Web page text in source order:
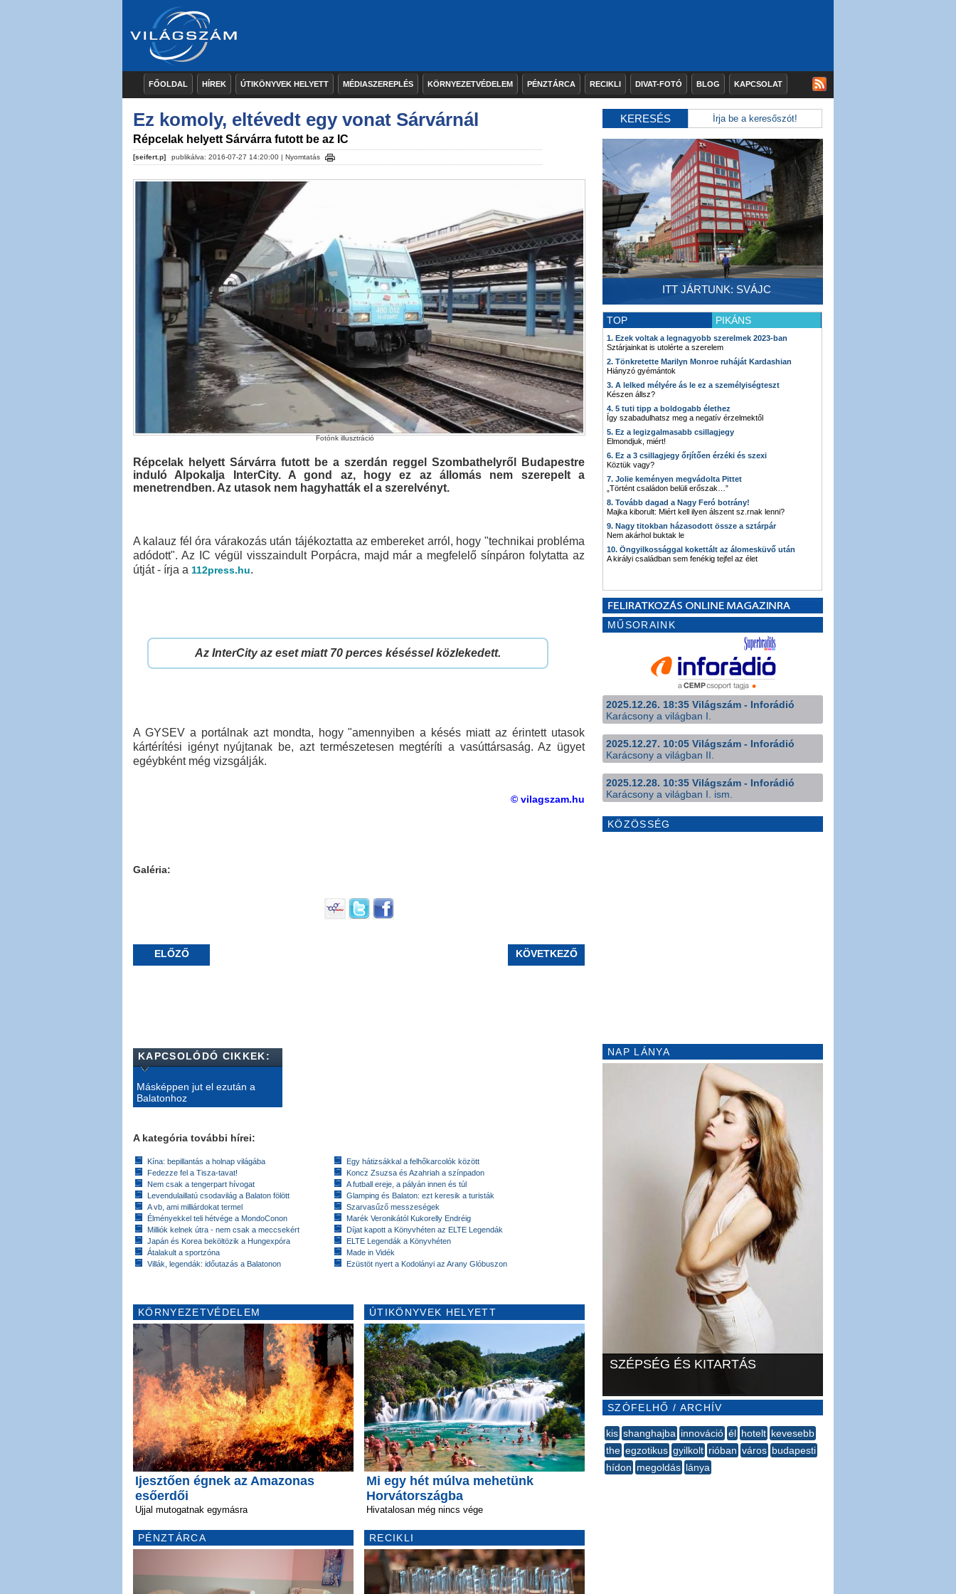
FŐOLDAL HÍREK ÚTIKÖNYVEK HELYETT MÉDIASZEREPLÉS KÖRNYEZETVÉDELEM PÉNZTÁRCA RECIKLI DIVAT-FOTÓ BLOG KAPCSOLAT
Ez komoly, eltévedt egy vonat Sárvárnál
Répcelak helyett Sárvárra futott be az IC
[seifert.p] publikálva: 2016-07-27 14:20:00 | Nyomtatás
Fotónk illusztráció
Répcelak helyett Sárvárra futott be a szerdán reggel Szombathelyről Budapestre
induló Alpokalja InterCity. A gond az, hogy ez az állomás nem szerepelt a
menetrendben. Az utasok nem hagyhatták el a szerelvényt.
A kalauz fél óra várakozás után tájékoztatta az embereket arról, hogy "technikai probléma
adódott". Az IC végül visszaindult Porpácra, majd már a megfelelő sínpáron folytatta az
útját - írja a 112press.hu.
Az InterCity az eset miatt 70 perces késéssel közlekedett.
A GYSEV a portálnak azt mondta, hogy "amennyiben a késés miatt az érintett utasok
kártérítési igényt nyújtanak be, azt természetesen megtéríti a vasúttársaság. Az ügyet
egéybként még vizsgálják.
© vilagszam.hu
Galéria:
ELŐZŐ KÖVETKEZŐ
KAPCSOLÓDÓ CIKKEK:
Másképpen jut el ezután a
Balatonhoz
A kategória további hírei:
Kína: bepillantás a holnap világába
Fedezze fel a Tisza-tavat!
Nem csak a tengerpart hívogat
Levendulaillatú csodavilág a Balaton fölött
A vb, ami milliárdokat termel
Élményekkel teli hétvége a MondoConon
Milliók kelnek útra - nem csak a meccsekért
Japán és Korea beköltözik a Hungexpóra
Átalakult a sportzóna
Villák, legendák: időutazás a Balatonon
Egy hátizsákkal a felhőkarcolók között
Koncz Zsuzsa és Azahriah a színpadon
A futball ereje, a pályán innen és túl
Glamping és Balaton: ezt keresik a turisták
Szarvasűző messzeségek
Marék Veronikától Kukorelly Endréig
Díjat kapott a Könyvhéten az ELTE Legendák
ELTE Legendák a Könyvhéten
Made in Vidék
Ezüstöt nyert a Kodolányi az Arany Glóbuszon
KÖRNYEZETVÉDELEM
Ijesztően égnek az Amazonas
esőerdői
Ujjal mutogatnak egymásra
PÉNZTÁRCA
ÚTIKÖNYVEK HELYETT
Mi egy hét múlva mehetünk
Horvátországba
Hivatalosan még nincs vége
RECIKLI
KERESÉS
ITT JÁRTUNK: SVÁJC
TOP PIKÁNS
1. Ezek voltak a legnagyobb szerelmek 2023-ban
Sztárjainkat is utolérte a szerelem
2. Tönkretette Marilyn Monroe ruháját Kardashian
Hiányzó gyémántok
3. A lelked mélyére ás le ez a személyiségteszt
Készen állsz?
4. 5 tuti tipp a boldogabb élethez
Így szabadulhatsz meg a negatív érzelmektől
5. Ez a legizgalmasabb csillagjegy
Elmondjuk, miért!
6. Ez a 3 csillagjegy őrjítően érzéki és szexi
Köztük vagy?
7. Jolie keményen megvádolta Pittet
„Történt családon belüli erőszak…”
8. Tovább dagad a Nagy Feró botrány!
Majka kiborult: Miért kell ilyen álszent sz.rnak lenni?
9. Nagy titokban házasodott össze a sztárpár
Nem akárhol buktak le
10. Öngyilkossággal kokettált az álomesküvő után
A királyi családban sem fenékig tejfel az élet
MŰSORAINK
2025.12.26. 18:35 Világszám - Inforádió
Karácsony a világban I.
2025.12.27. 10:05 Világszám - Inforádió
Karácsony a világban II.
2025.12.28. 10:35 Világszám - Inforádió
Karácsony a világban I. ism.
KÖZÖSSÉG
NAP LÁNYA
SZÉPSÉG ÉS KITARTÁS
SZÓFELHŐ / ARCHÍV
kis shanghajba innováció él hotelt kevesebb
the egzotikus gyilkolt rióban város budapesti
hídon megoldás lánya